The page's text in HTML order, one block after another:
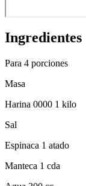
Ingredientes
Para 4 porciones
Masa
Harina 0000 1 kilo
Sal
Espinaca 1 atado
Manteca 1 cda